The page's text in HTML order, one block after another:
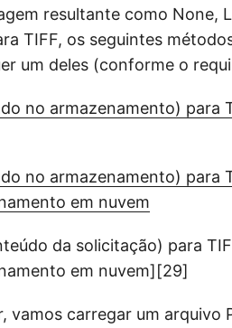
resultante como None,
TIFF, os seguintes
um deles (conforme o
no armazenamento) para
no armazenamento) para
em nuvem
da solicitação) para
em nuvem][29]
vamos carregar um arquivo